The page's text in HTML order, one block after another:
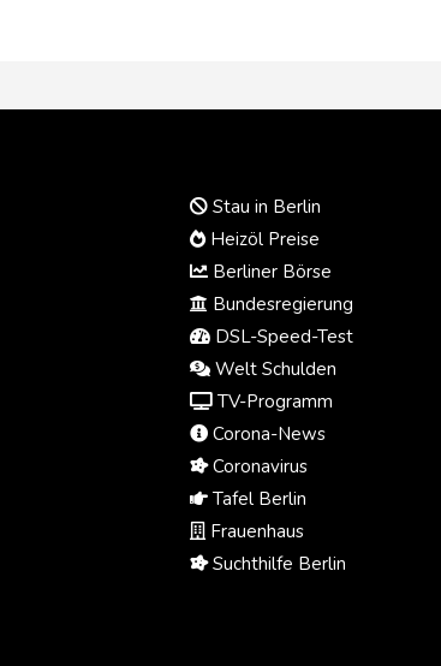
Stau in Berlin
Heizöl Preise
Berliner Börse
Bundesregierung
DSL-Speed-Test
Welt Schulden
TV-Programm
Corona-News
Coronavirus
Tafel Berlin
Frauenhaus
Suchthilfe Berlin